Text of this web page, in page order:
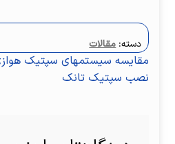
دسته:مقالات
راهبری
نوشته
نوشتهٔ
قبلی:
مقایسه سیستمهای سپتیک
نوشتهٔ
نصب سپتیک تانک